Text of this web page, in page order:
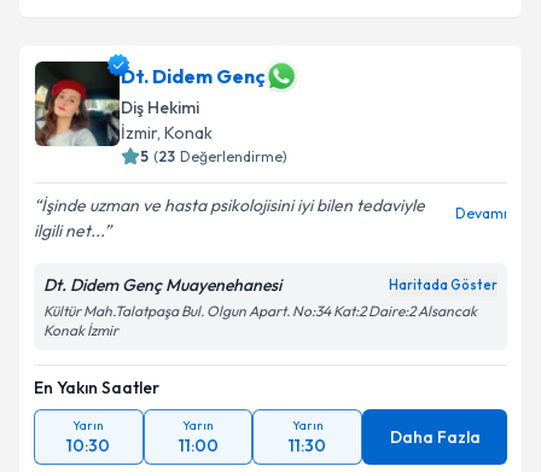
Dt. Didem Genç
Diş Hekimi
İzmir, Konak
5 (23 Değerlendirme)
İşinde uzman ve hasta psikolojisini iyi bilen tedaviyle
ilgili net...
Devamı
Dt. Didem Genç Muayenehanesi Haritada Göster
Kültür Mah.Talatpaşa Bul. Olgun Apart. No:34 Kat:2 Daire:2 Alsancak
Konak İzmir
En Yakın Saatler
Yarın
10:30
Yarın
11:00
Yarın
11:30 Daha Fazla